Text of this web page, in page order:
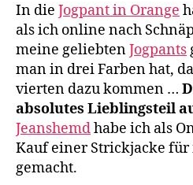
In die Jogpant in Orange
als ich online nach
meine geliebtenJogpants
man in drei Farben hat,
vierten dazu kommen …
absolutes Lieblingsteil
Jeanshemdhabe ich als
Kauf einer Strickjacke
gemacht.